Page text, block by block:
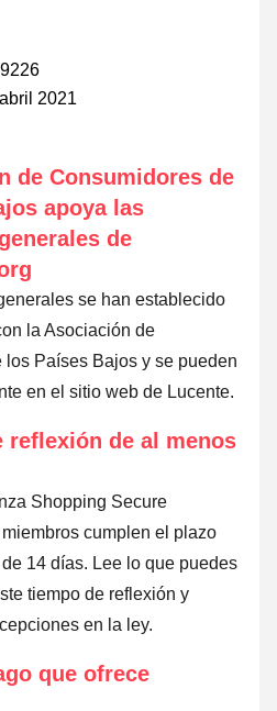
2021
de Consumidores de
apoya las
de
se han establecido
la Asociación de
los Países Bajos y se pueden
en el sitio web de Lucente.
reflexión de al menos
Shopping Secure
cumplen el plazo
14 días. Lee lo que puedes
tiempo de reflexión y
en la ley.
que ofrece